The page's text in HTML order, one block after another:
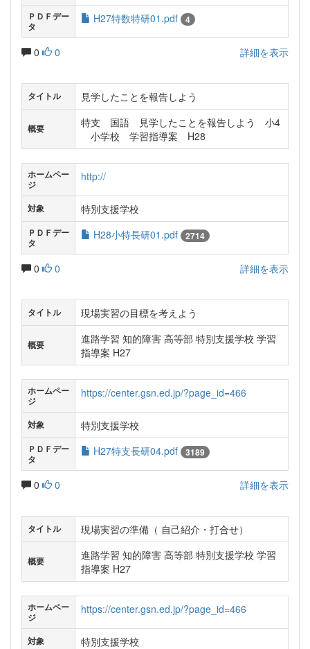
ＰＤＦデー
タ
H27特数特研01.pdf 4
0 0 詳細を表示
タイトル 見学したことを報告しよう
概要
特支 国語 見学したことを報告しよう 小4
小学校 学習指導案 H28
ホームペー
ジ
http://
対象 特別支援学校
ＰＤＦデー
タ
H28小特長研01.pdf 2714
0 0 詳細を表示
タイトル 現場実習の目標を考えよう
概要
進路学習 知的障害 高等部 特別支援学校 学習
指導案 H27
ホームペー
ジ
https://center.gsn.ed.jp/?page_id=466
対象 特別支援学校
ＰＤＦデー
タ
H27特支長研04.pdf 3189
0 0 詳細を表示
タイトル 現場実習の準備（ 自己紹介・打合せ）
概要
進路学習 知的障害 高等部 特別支援学校 学習
指導案 H27
ホームペー
ジ
https://center.gsn.ed.jp/?page_id=466
対象 特別支援学校